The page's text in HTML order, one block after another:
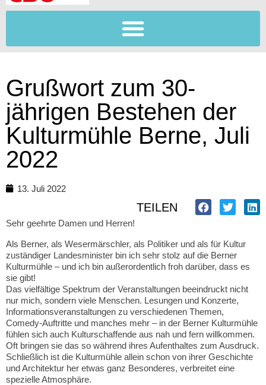
Grußwort zum 30-
jährigen Bestehen der
Kulturmühle Berne, Juli
2022
13. Juli 2022
TEILEN
Sehr geehrte Damen und Herren!
Als Berner, als Wesermärschler, als Politiker und als für Kultur
zuständiger Landesminister bin ich sehr stolz auf die Berner
Kulturmühle – und ich bin außerordentlich froh darüber, dass es
sie gibt!
Das vielfältige Spektrum der Veranstaltungen beeindruckt nicht
nur mich, sondern viele Menschen. Lesungen und Konzerte,
Informationsveranstaltungen zu verschiedenen Themen,
Comedy-Auftritte und manches mehr – in der Berner Kulturmühle
fühlen sich auch Kulturschaffende aus nah und fern willkommen.
Oft bringen sie das so während ihres Aufenthaltes zum Ausdruck.
Schließlich ist die Kulturmühle allein schon von ihrer Geschichte
und Architektur her etwas ganz Besonderes, verbreitet eine
spezielle Atmosphäre.